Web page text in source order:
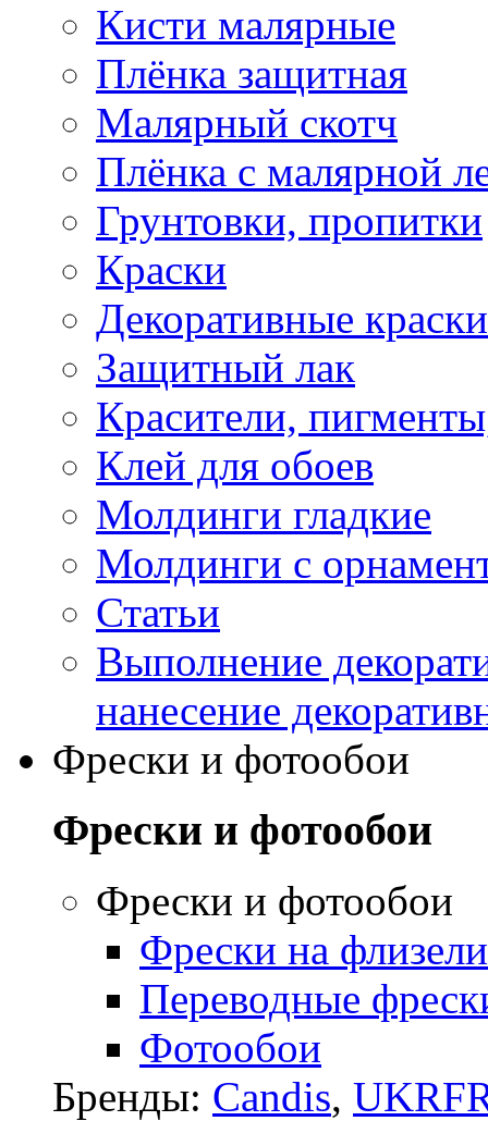
Кисти малярные
Плёнка защитная
Малярный скотч
Плёнка с малярной
Грунтовки, пропитки
Краски
Декоративные краски
Защитный лак
Красители,
Клей для обоев
Молдинги гладкие
Молдинги с
Статьи
Выполнение
нанесение
Фрески и фотообои
Фрески и фотообои
Фрески и фотообои
Фрески на
Переводные
Фотообои
Бренды: Candis,